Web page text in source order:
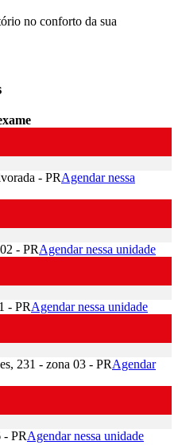
no conforto da sua
- PRAgendar nessa
- PRAgendar nessa unidade
- PRAgendar nessa unidade
231 - zona 03 - PRAgendar
- PRAgendar nessa unidade